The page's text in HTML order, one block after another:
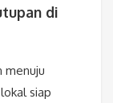
di
menuju
siap